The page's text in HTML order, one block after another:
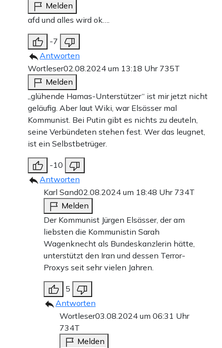
Melden
afd und alles wird ok….
-7
Antworten
Wortleser02.08.2024 um 13:18 Uhr 735T
Melden
„glühende Hamas-Unterstützer“ ist mir jetzt nicht
geläufig. Aber laut Wiki, war Elsässer mal
Kommunist. Bei Putin gibt es nichts zu deuteln,
seine Verbündeten stehen fest. Wer das leugnet,
ist ein Selbstbetrüger.
-10
Antworten
Karl Sand02.08.2024 um 18:48 Uhr 734T
Melden
Der Kommunist Jürgen Elsässer, der am
liebsten die Kommunistin Sarah
Wagenknecht als Bundeskanzlerin hätte,
unterstützt den Iran und dessen Terror-
Proxys seit sehr vielen Jahren.
5
Antworten
Wortleser03.08.2024 um 06:31 Uhr
734T
Melden